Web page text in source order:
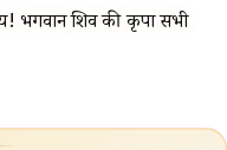
भगवान शिव की कृपा सभी